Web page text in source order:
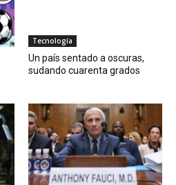
Tecnología
Un país sentado a oscuras,
sudando cuarenta grados